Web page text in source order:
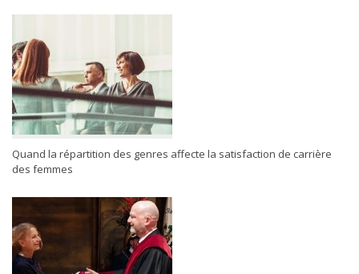
Quand la répartition des genres affecte la satisfaction de carrière
des femmes